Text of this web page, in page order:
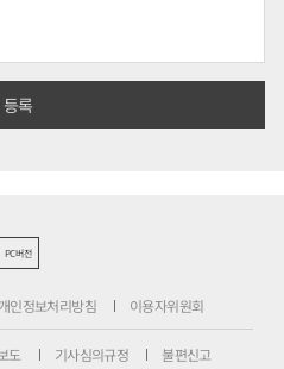
PC버전
개인정보처리방침 이용자위원회
도 기사심의규정 불편신고